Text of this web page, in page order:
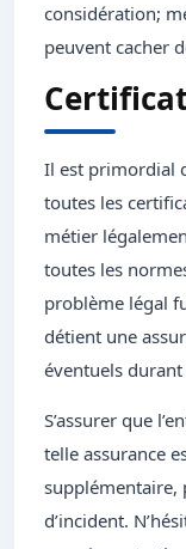
considération;
peuvent cacher
Il est primordial
toutes les
métier
toutes les
problème légal
détient une
éventuels durant
S’assurer que
telle assurance
supplémentaire,
d’incident.